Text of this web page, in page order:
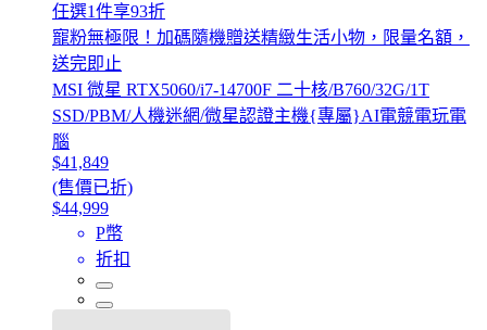
任選1件享93折
寵粉無極限！加碼隨機贈送精緻生活小物，限量名額，
送完即止
MSI 微星 RTX5060/i7-14700F 二十核/B760/32G/1T
SSD/PBM/人機迷網/微星認證主機{專屬}AI電競電玩電
腦
$41,849
(售價已折)
$44,999
P幣
折扣